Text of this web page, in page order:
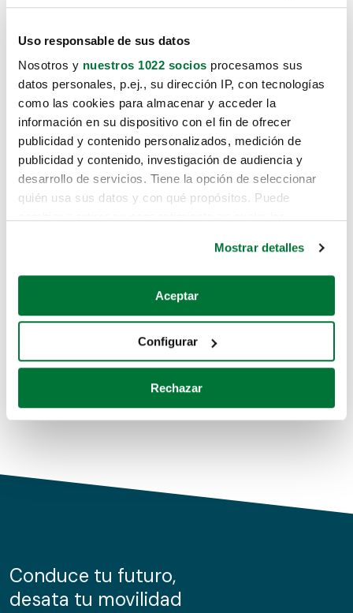
Uso responsable de sus datos
Nosotros y nuestros 1022 socios procesamos sus
datos personales, p.ej., su dirección IP, con tecnologías
como las cookies para almacenar y acceder la
información en su dispositivo con el fin de ofrecer
publicidad y contenido personalizados, medición de
publicidad y contenido, investigación de audiencia y
desarrollo de servicios. Tiene la opción de seleccionar
quién usa sus datos y con qué propósitos. Puede
Si lo permite, también quisiéramos:
Recopilar información sobre su ubicación geográfica
Identificar su dispositivo analizándolo activamente
para buscar características específicas (huellas
Obtenga más información sobre cómo se procesan sus
de cookies.
información sobre el uso que haga del sitio web con
nuestros partners de redes sociales, publicidad y análisis
Mostrar detalles
Aceptar
Configurar
Rechazar
Lo sentimos, no sabemos como
te hemos traido hasta aquí.
Pero puedes encontrar el coche que estás
buscando en alguno de estos enlaces:
Coches de segunda mano
Coches de km0
Conduce tu futuro,
desata tu movilidad